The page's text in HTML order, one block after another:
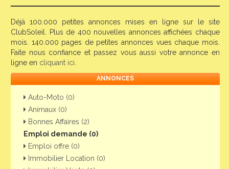
Déjà 100.000 petites annonces mises en ligne sur le site
ClubSoleil. Plus de 400 nouvelles annonces affichées chaque
mois. 140.000 pages de petites annonces vues chaque mois.
Faite nous confiance et passez vous aussi votre annonce en
ligne en cliquant ici
ANNONCES
Auto-Moto (0)
Animaux (0)
Bonnes Affaires (2)
Emploi demande (0)
Emploi offre (0)
Immobilier Location (0)